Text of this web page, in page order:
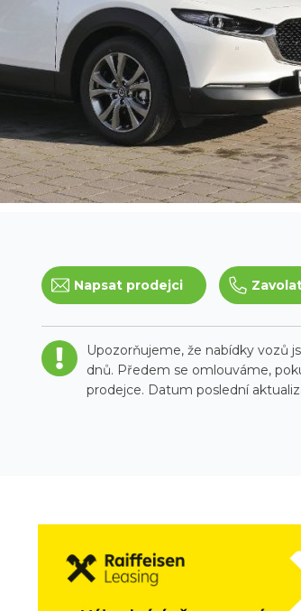
Napsat prodejci
Upozorňujeme, že nabídky vozů
dnů. Předem se omlouváme,
prodejce. Datum poslední